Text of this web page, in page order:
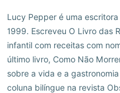
Lucy Pepper é uma
1999. Escreveu O Livro das
infantil com receitas com
último livro, Como Não
sobre a vida e a
coluna bilíngue na revista